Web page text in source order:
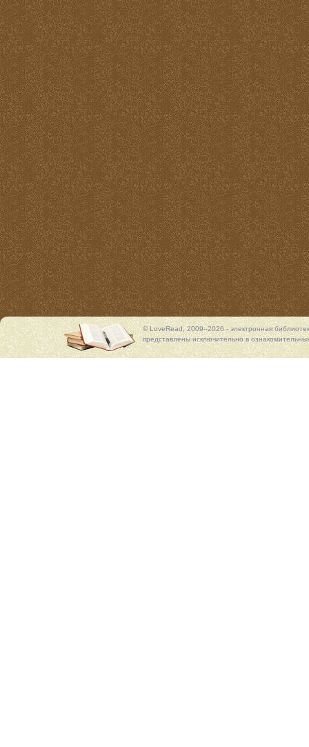
© LoveRead, 2009–2026 - электронная
представлены исключительно в